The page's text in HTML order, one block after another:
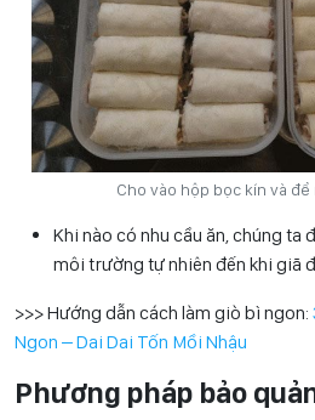
Cho vào hộp bọc kín và để
Khi nào có nhu cầu ăn, chúng ta
môi trường tự nhiên đến khi giã
>>> Hướng dẫn cách làm giò bì ngon:
Ngon – Dai Dai Tốn Mồi Nhậu
Phương pháp bảo